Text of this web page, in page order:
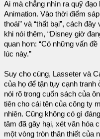
Ai mà chẳng nhìn ra quỹ
Animation. Vào thời điểm
thoái” và “thất bại”, cách
khi nói thêm, “Disney giờ
quan hơn: “Có những vấn
lúc này.”
Suy cho cùng, Lasseter và
của họ để tận tụy cạnh
nói rõ trong cuốn sách của
tiên cho cái tên của công ty
nhiên. Cũng không có gì
tâm đã gây hại, xét văn hóa
một vòng tròn thân thiết của